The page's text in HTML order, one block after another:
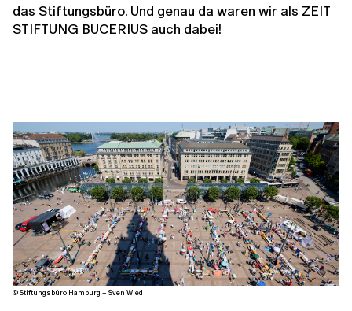
das Stiftungsbüro. Und genau da waren wir als ZEIT
STIFTUNG BUCERIUS auch dabei!
© Stiftungsbüro Hamburg – Sven Wied